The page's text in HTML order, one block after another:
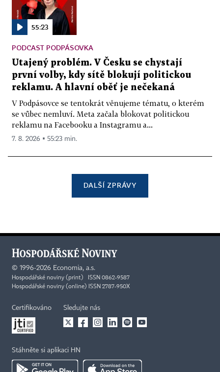
55:23
PODCAST PODPÁSOVKA
Utajený problém. V Česku se chystají
první volby, kdy sítě blokují politickou
reklamu. A hlavní oběť je nečekaná
V Podpásovce se tentokrát věnujeme tématu, o kterém
se vůbec nemluví. Meta začala blokovat politickou
reklamu na Facebooku a Instagramu a...
7. 8. 2026 ▪ 55:23 min.
DALŠÍ ZPRÁVY
© 1996-2026 Economia, a.s.
Hospodářské noviny (print) ISSN 0862-9587
Hospodářské noviny (online) ISSN 2787-950X
Certifikováno Sledujte nás
Stáhněte si aplikaci HN